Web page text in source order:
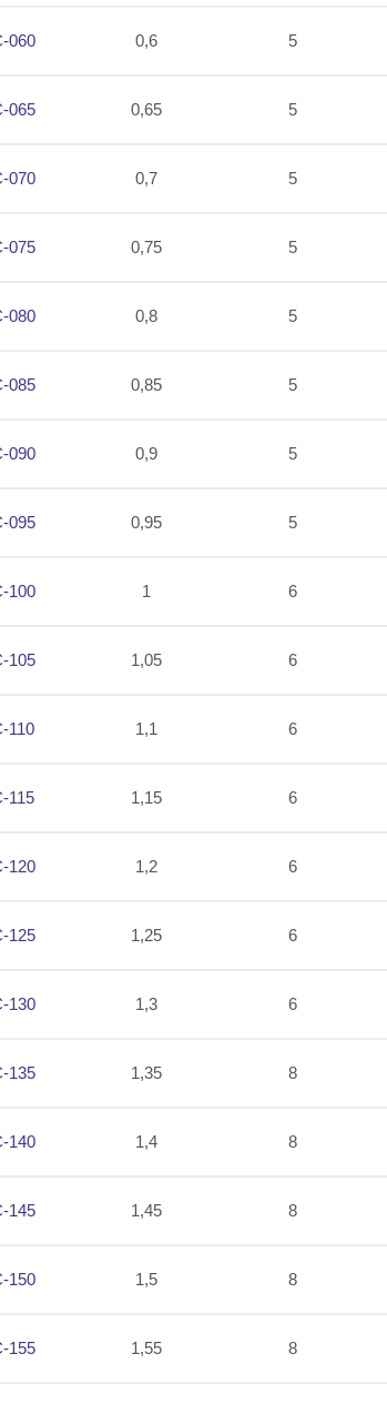
060 0,6 5
065 0,65 5
070 0,7 5
075 0,75 5
080 0,8 5
085 0,85 5
090 0,9 5
095 0,95 5
100 1 6
105 1,05 6
110 1,1 6
115 1,15 6
120 1,2 6
125 1,25 6
130 1,3 6
135 1,35 8
140 1,4 8
145 1,45 8
150 1,5 8
155 1,55 8